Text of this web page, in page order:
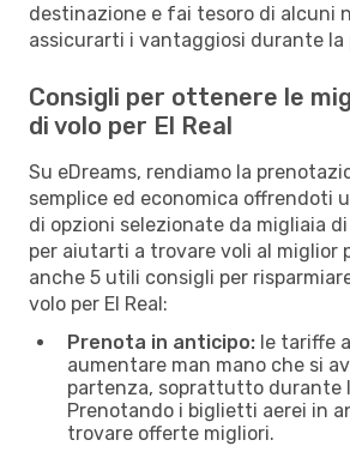
destinazione e fai tesoro di alcuni
assicurarti i vantaggiosi durante la
Consigli per ottenere le
di volo per El Real
Su eDreams, rendiamo la
semplice ed economica offrendoti
di opzioni selezionate da migliaia
per aiutarti a trovare voli al miglior
anche 5 utili consigli per
volo per El Real:
Prenota in anticipo: le tariffe
aumentare man mano che si
partenza, soprattutto durante
Prenotando i biglietti aerei in
trovare offerte migliori.